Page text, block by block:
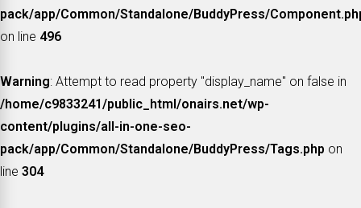
pack/app/Common/Standalone/BuddyPress/
on line 496
Warning: Attempt to read property "display_name" on false in
/home/c9833241/public_html/onairs.net/wp-
content/plugins/all-in-one-seo-
pack/app/Common/Standalone/BuddyPress/Tags.php on
line 304